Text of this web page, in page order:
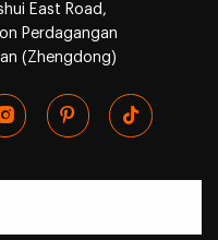
East Road,
Perdagangan
(Zhengdong)